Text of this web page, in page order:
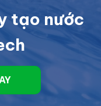
tạo nước